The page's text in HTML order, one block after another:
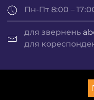
Пн-Пт 8:00 –
для звернень
для